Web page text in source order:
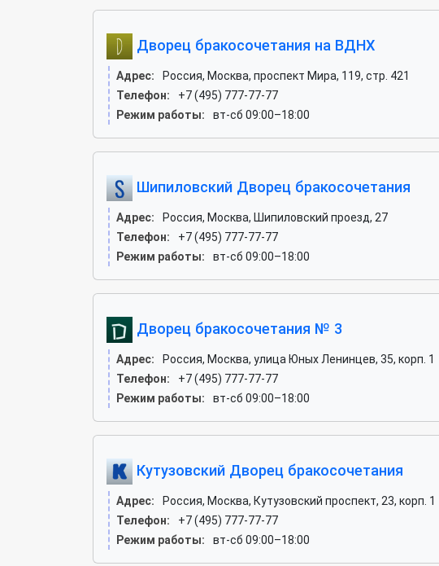
Дворец бракосочетания на ВДНХ
Адрес:
Россия, Москва, проспект Мира, 119, стр. 421
Телефон:
+7 (495) 777-77-77
Режим работы:
вт-сб 09:00–18:00
Шипиловский Дворец бракосочетания
Адрес:
Россия, Москва, Шипиловский проезд, 27
Телефон:
+7 (495) 777-77-77
Режим работы:
вт-сб 09:00–18:00
Дворец бракосочетания № 3
Адрес:
Россия, Москва, улица Юных Ленинцев, 35, корп. 1
Телефон:
+7 (495) 777-77-77
Режим работы:
вт-сб 09:00–18:00
Кутузовский Дворец бракосочетания
Адрес:
Россия, Москва, Кутузовский проспект, 23, корп. 1
Телефон:
+7 (495) 777-77-77
Режим работы:
вт-сб 09:00–18:00